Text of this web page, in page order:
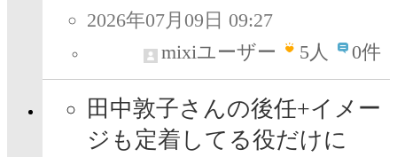
2026年07月09日 09:27
mixiユーザー
5人 0件
田中敦子さんの後任+イメー
ジも定着してる役だけに